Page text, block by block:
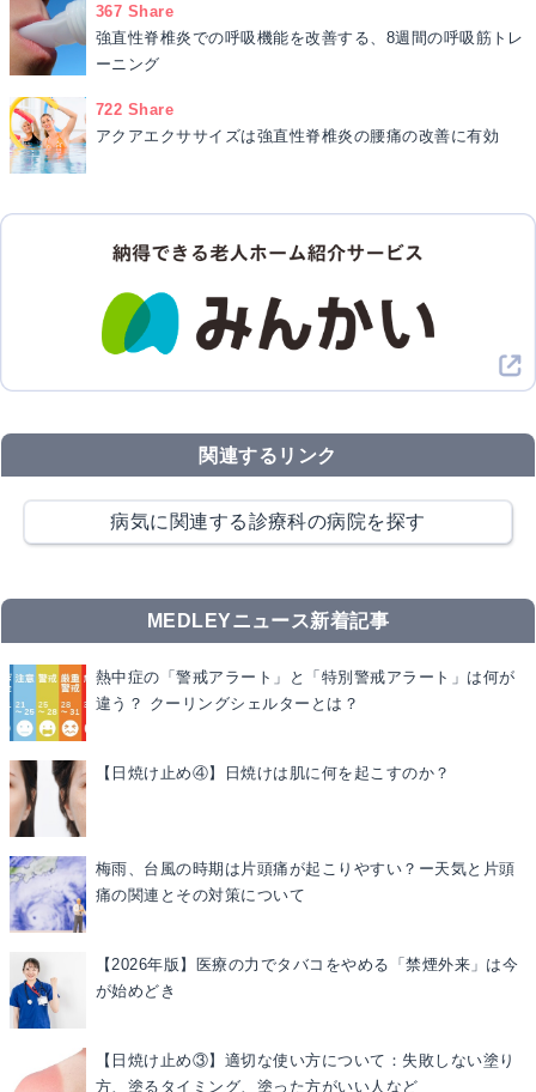
367 Share
強直性脊椎炎での呼吸機能を改善する、8週間の呼吸筋トレ
ーニング
722 Share
アクアエクササイズは強直性脊椎炎の腰痛の改善に有効
関連するリンク
病気に関連する診療科の病院を探す
MEDLEYニュース新着記事
熱中症の「警戒アラート」と「特別警戒アラート」は何が
違う？ クーリングシェルターとは？
【日焼け止め④】日焼けは肌に何を起こすのか？
梅雨、台風の時期は片頭痛が起こりやすい？ー天気と片頭
痛の関連とその対策について
【2026年版】医療の力でタバコをやめる「禁煙外来」は今
が始めどき
【日焼け止め③】適切な使い方について：失敗しない塗り
方、塗るタイミング、塗った方がいい人など